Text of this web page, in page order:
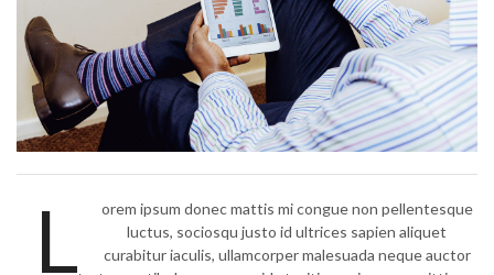
L
orem ipsum donec mattis mi congue non pellentesque
luctus, sociosqu justo id ultrices sapien aliquet
curabitur iaculis, ullamcorper malesuada neque auctor